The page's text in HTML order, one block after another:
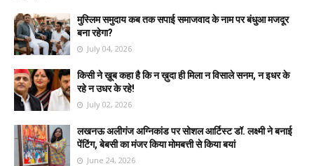
मुस्लिम समुदाय कब तक सपाई समाजवाद के नाम पर बंधुआ मजदूर
बना रहेगा?
July 04, 2026
किसी ने ख़ूब कहा है कि न ख़ुदा ही मिला न विसाले सनम, न इधर के
रहे न उधर के रहे!
July 02, 2026
लखनऊ अलीगंज अग्निकांड पर सोशल आर्टिस्ट डॉ. लक्ष्मी ने बनाई
पेंटिंग, बेबसी का मंजर किया मोमबत्ती से किया बयां
June 24, 2026